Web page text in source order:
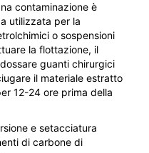
contaminazione è
utilizzata per la
o sospensioni
la flottazione, il
guanti chirurgici
il materiale estratto
12-24 ore prima della
e setacciatura
di carbone di